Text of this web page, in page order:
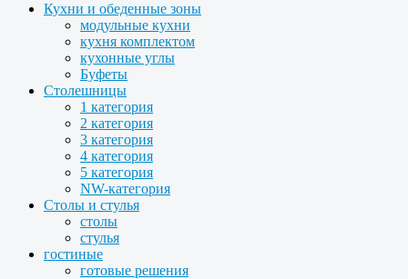
Кухни и обеденные зоны
модульные кухни
кухня комплектом
кухонные углы
Буфеты
Столешницы
1 категория
2 категория
3 категория
4 категория
5 категория
NW-категория
Столы и стулья
столы
стулья
гостиные
готовые решения